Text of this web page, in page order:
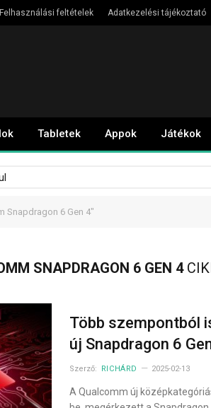
Felhasználási feltételek Adatkezelési tájékoztató
Tabletek Appok Játékok
Snapdragon 6 Gen 4"
SNAPDRAGON 6 GEN 4
Több szempontból
új Snapdragon 6
Szerző: RICHÁRD 2025-02-13
A Qualcomm új